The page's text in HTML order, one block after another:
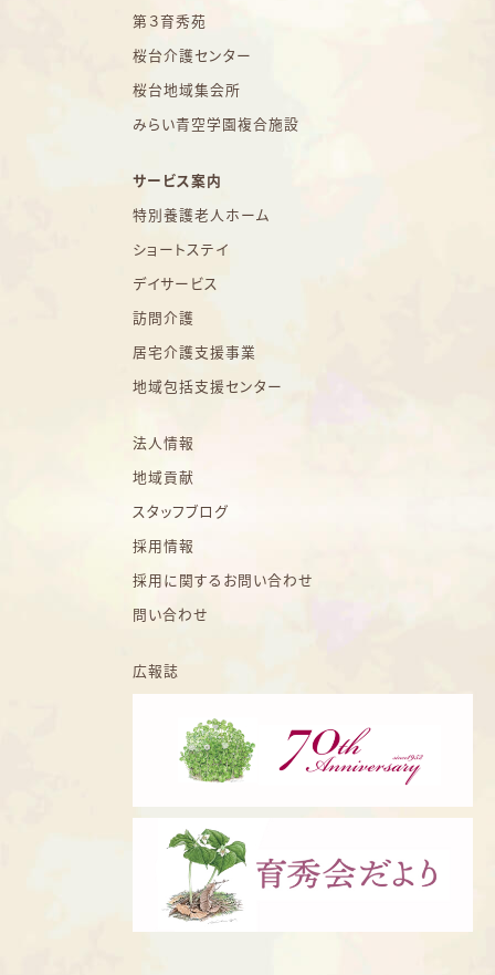
第３育秀苑
桜台介護センター
桜台地域集会所
みらい青空学園複合施設
サービス案内
特別養護老人ホーム
ショートステイ
デイサービス
訪問介護
居宅介護支援事業
地域包括支援センター
法人情報
地域貢献
スタッフブログ
採用情報
採用に関するお問い合わせ
問い合わせ
広報誌